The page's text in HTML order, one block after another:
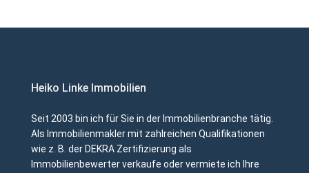
Heiko Linke Immobilien
Seit 2003 bin ich für Sie in der Immobilienbranche tätig.
Als Immobilienmakler mit zahlreichen Qualifikationen
wie z. B. der DEKRA Zertifizierung als
Immobilienbewerter verkaufe oder vermiete ich Ihre